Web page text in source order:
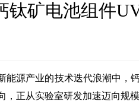
钛矿电池组件
源产业的技术迭代浪潮中，钙
，正从实验室研发加速迈向规